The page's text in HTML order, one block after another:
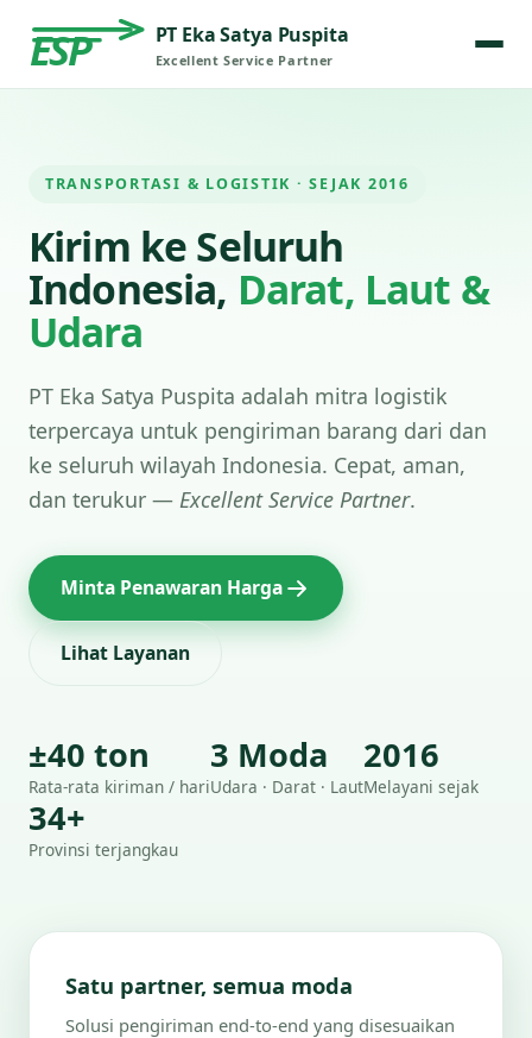
ESP PT Eka Satya Puspita
Excellent Service Partner
TRANSPORTASI & LOGISTIK · SEJAK 2016
Kirim ke Seluruh
Indonesia, Darat, Laut &
Udara
PT Eka Satya Puspita adalah mitra logistik
terpercaya untuk pengiriman barang dari dan
ke seluruh wilayah Indonesia. Cepat, aman,
dan terukur — Excellent Service Partner.
Minta Penawaran Harga
Lihat Layanan
±40 ton
Rata-rata kiriman / hari
3 Moda
Udara · Darat · Laut
2016
Melayani sejak
34+
Provinsi terjangkau
Satu partner, semua moda
Solusi pengiriman end-to-end yang disesuaikan